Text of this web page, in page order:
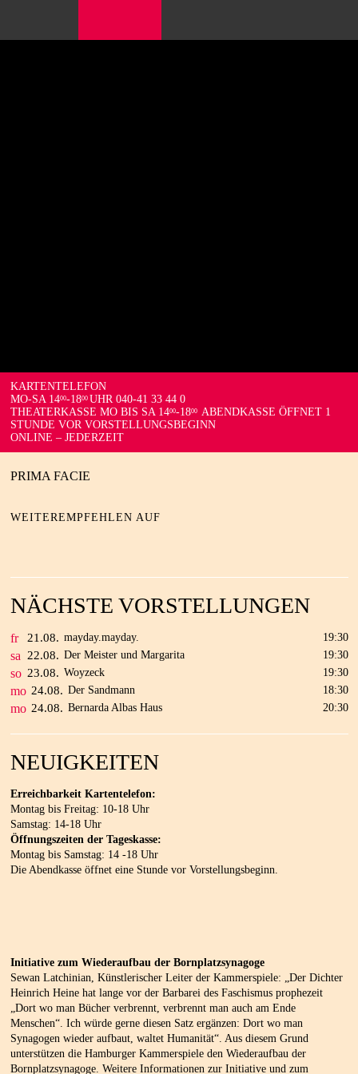
KARTENTELEFON
MO-SA 1400-1800 UHR 040-41 33 44 0
THEATERKASSE MO BIS SA 1400-1800 ABENDKASSE ÖFFNET 1
STUNDE VOR VORSTELLUNGSBEGINN
ONLINE – JEDERZEIT
PRIMA FACIE
WEITEREMPFEHLEN AUF
NÄCHSTE VORSTELLUNGEN
fr 21.08. mayday.mayday. 19:30
sa 22.08. Der Meister und Margarita 19:30
so 23.08. Woyzeck 19:30
mo 24.08. Der Sandmann 18:30
mo 24.08. Bernarda Albas Haus 20:30
NEUIGKEITEN
Erreichbarkeit Kartentelefon:
Montag bis Freitag: 10-18 Uhr
Samstag: 14-18 Uhr
Öffnungszeiten der Tageskasse:
Montag bis Samstag: 14 -18 Uhr
Die Abendkasse öffnet eine Stunde vor Vorstellungsbeginn.
Initiative zum Wiederaufbau der Bornplatzsynagoge
Sewan Latchinian, Künstlerischer Leiter der Kammerspiele: „Der Dichter
Heinrich Heine hat lange vor der Barbarei des Faschismus prophezeit
„Dort wo man Bücher verbrennt, verbrennt man auch am Ende
Menschen“. Ich würde gerne diesen Satz ergänzen: Dort wo man
Synagogen wieder aufbaut, waltet Humanität“. Aus diesem Grund
unterstützen die Hamburger Kammerspiele den Wiederaufbau der
Bornplatzsynagoge. Weitere Informationen zur Initiative und zum